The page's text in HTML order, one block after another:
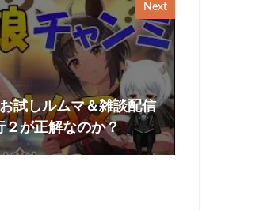
Next
試しルムマ＆雑談配信
２が正解なのか？